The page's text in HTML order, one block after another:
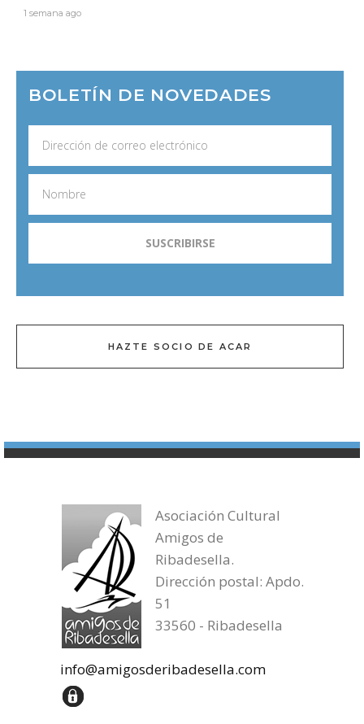
1 semana ago
BOLETÍN DE NOVEDADES
HAZTE SOCIO DE ACAR
Asociación Cultural
Amigos de
Ribadesella.
Dirección postal: Apdo.
51
33560 - Ribadesella
info@amigosderibadesella.com